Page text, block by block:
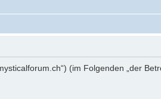
(im Folgenden „der